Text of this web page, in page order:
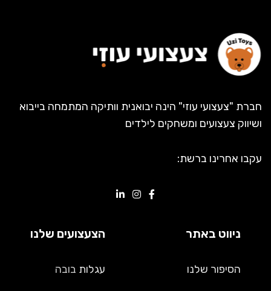
חברת "צעצועי עוזי" הינה יבואנית וותיקה המתמחה בייבוא
ושיווק צעצועים ומשחקים לילדים
עקבו אחרינו ברשת:
ניווט באתר
הסיפור שלנו
הצעצועים שלנו
עגלות בובה